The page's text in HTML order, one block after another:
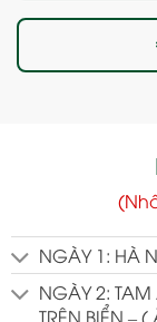
NGÀY 1: HÀ
NGÀY 2:
TRÊN BIỂN –